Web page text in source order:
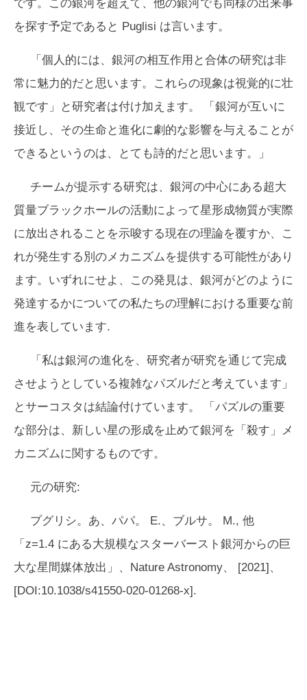
です。この銀河を超えて、他の銀河でも同様の出来事
を探す予定であると Puglisi は言います。
「個人的には、銀河の相互作用と合体の研究は非
常に魅力的だと思います。これらの現象は視覚的に壮
観です」と研究者は付け加えます。 「銀河が互いに
接近し、その生命と進化に劇的な影響を与えることが
できるというのは、とても詩的だと思います。」
チームが提示する研究は、銀河の中心にある超大
質量ブラックホールの活動によって星形成物質が実際
に放出されることを示唆する現在の理論を覆すか、こ
れが発生する別のメカニズムを提供する可能性があり
ます。いずれにせよ、この発見は、銀河がどのように
発達するかについての私たちの理解における重要な前
進を表しています.
「私は銀河の進化を、研究者が研究を通じて完成
させようとしている複雑なパズルだと考えています」
とサーコスタは結論付けています。 「パズルの重要
な部分は、新しい星の形成を止めて銀河を「殺す」メ
カニズムに関するものです。
元の研究:
プグリシ。あ、パパ。 E.、ブルサ。 M., 他
「z=1.4 にある大規模なスターバースト銀河からの巨
大な星間媒体放出」、
Nature Astronomy、
[2021]、
[DOI:10.1038/s41550-020-01268-x].